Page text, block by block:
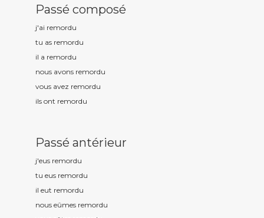
Passé composé
j'ai remordu
tu as remordu
il a remordu
nous avons remordu
vous avez remordu
ils ont remordu
Passé antérieur
j'eus remordu
tu eus remordu
il eut remordu
nous eûmes remordu